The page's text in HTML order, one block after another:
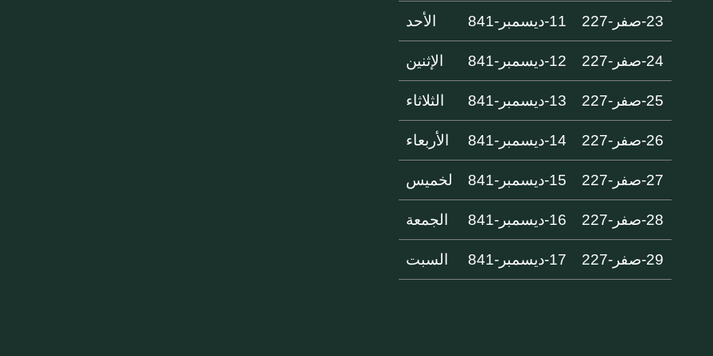
23-صفر-227 11-ديسمبر-841 الأحد
24-صفر-227 12-ديسمبر-841 الإثنين
25-صفر-227 13-ديسمبر-841 الثلاثاء
26-صفر-227 14-ديسمبر-841 الأربعاء
27-صفر-227 15-ديسمبر-841 لخميس
28-صفر-227 16-ديسمبر-841 الجمعة
29-صفر-227 17-ديسمبر-841 السبت